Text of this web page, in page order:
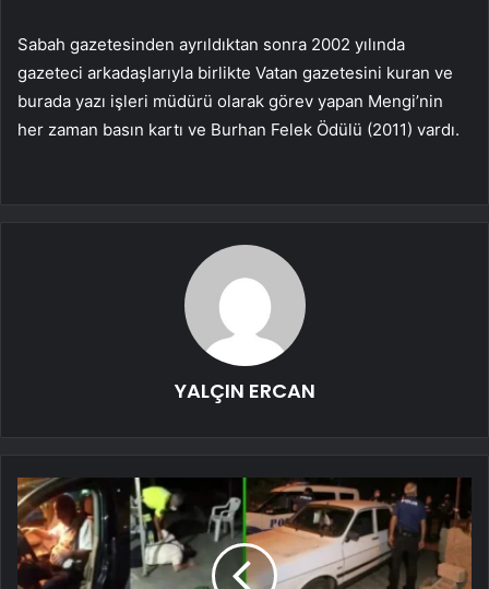
Sabah gazetesinden ayrıldıktan sonra 2002 yılında
gazeteci arkadaşlarıyla birlikte Vatan gazetesini kuran ve
burada yazı işleri müdürü olarak görev yapan Mengi’nin
her zaman basın kartı ve Burhan Felek Ödülü (2011) vardı.
YALÇIN ERCAN